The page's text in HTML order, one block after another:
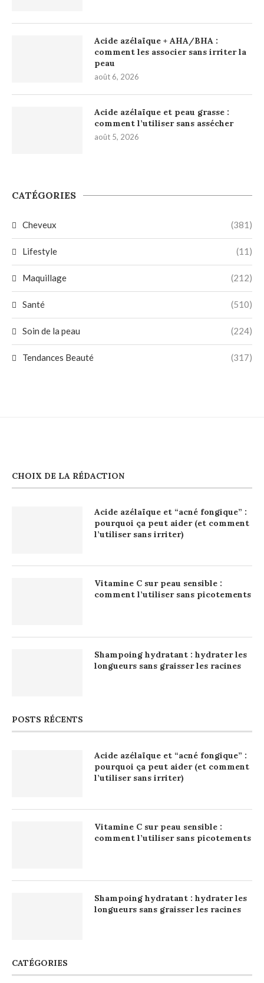
Acide azélaïque + AHA/BHA :
comment les associer sans irriter la
peau
août 6, 2026
Acide azélaïque et peau grasse :
comment l’utiliser sans assécher
août 5, 2026
CATÉGORIES
Cheveux (381)
Lifestyle (11)
Maquillage (212)
Santé (510)
Soin de la peau (224)
Tendances Beauté (317)
CHOIX DE LA RÉDACTION
Acide azélaïque et “acné fongique” :
pourquoi ça peut aider (et comment
l’utiliser sans irriter)
Vitamine C sur peau sensible :
comment l’utiliser sans picotements
Shampoing hydratant : hydrater les
longueurs sans graisser les racines
POSTS RÉCENTS
Acide azélaïque et “acné fongique” :
pourquoi ça peut aider (et comment
l’utiliser sans irriter)
Vitamine C sur peau sensible :
comment l’utiliser sans picotements
Shampoing hydratant : hydrater les
longueurs sans graisser les racines
CATÉGORIES